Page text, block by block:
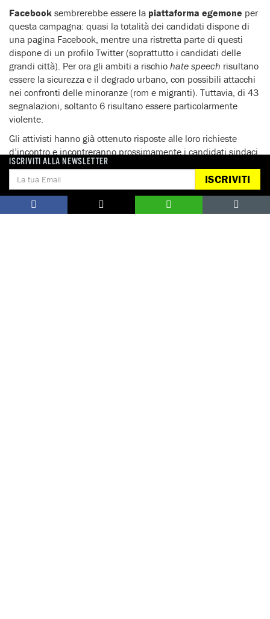
Facebook sembrerebbe essere la piattaforma egemone per
questa campagna: quasi la totalità dei candidati dispone di
una pagina Facebook, mentre una ristretta parte di questi
dispone di un profilo Twitter (soprattutto i candidati delle
grandi città). Per ora gli ambiti a rischio hate speech risultano
essere la sicurezza e il degrado urbano, con possibili attacchi
nei confronti delle minoranze (rom e migranti). Tuttavia, di 43
segnalazioni, soltanto 6 risultano essere particolarmente
violente.
Gli attivisti hanno già ottenuto risposte alle loro richieste
d’incontro e incontreranno prossimamente i candidati sindaci
di alcune città tra cui Cremona, Pescara, Verbania e altre per
confrontarsi rispetto all’impegno che questi intendono
dedicare al contrasto dei discorsi d’odio, oltre che avanzare
suggerimenti rispetto a potenziali azioni da intraprendere nei
territori che si candidano ad amministrare.
ISCRIVITI ALLA NEWSLETTER
ISCRIVITI